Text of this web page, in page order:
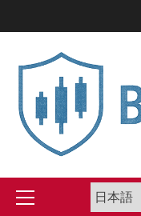
ン
ッ
プ